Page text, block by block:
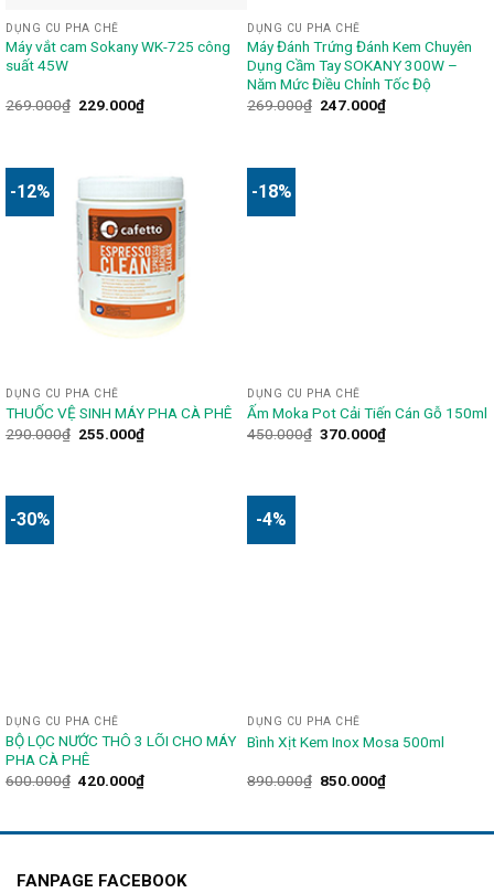
DỤNG CU PHA CHẾ
Máy vắt cam Sokany WK-725 công
suất 45W
269.000₫ 229.000₫
DỤNG CU PHA CHẾ
Máy Đánh Trứng Đánh Kem Chuyên
Dụng Cầm Tay SOKANY 300W –
Năm Mức Điều Chỉnh Tốc Độ
269.000₫ 247.000₫
-12%
DỤNG CU PHA CHẾ
THUỐC VỆ SINH MÁY PHA CÀ PHÊ
290.000₫ 255.000₫
-18%
DỤNG CU PHA CHẾ
Ấm Moka Pot Cải Tiến Cán Gỗ 150ml
450.000₫ 370.000₫
-30%
DỤNG CU PHA CHẾ
BỘ LỌC NƯỚC THÔ 3 LÕI CHO MÁY
PHA CÀ PHÊ
600.000₫ 420.000₫
-4%
DỤNG CU PHA CHẾ
Bình Xịt Kem Inox Mosa 500ml
890.000₫ 850.000₫
FANPAGE FACEBOOK